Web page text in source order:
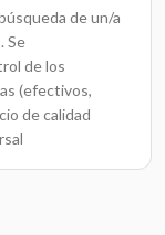
de un/a
Se
de los
(efectivos,
de calidad